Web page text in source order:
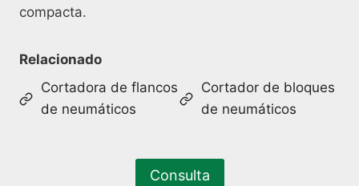
compacta.
Relacionado
Cortadora de flancos
de neumáticos
Cortador de bloques
de neumáticos
Consulta